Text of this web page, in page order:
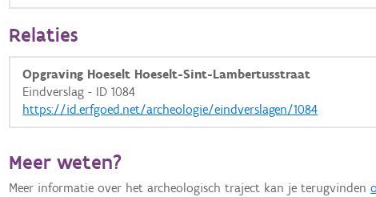
Relaties
Opgraving Hoeselt Hoeselt-Sint-Lambertusstraat
Eindverslag - ID 1084
https://id.erfgoed.net/archeologie/eindverslagen/1084
Meer weten?
Meer informatie over het archeologisch traject kan je terugvinden